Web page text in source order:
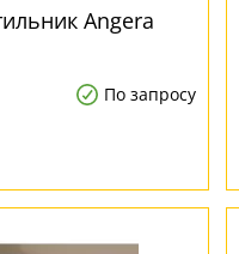
Angera
По запросу